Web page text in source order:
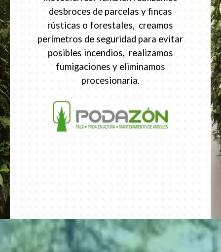
desbroces de parcelas y fincas
rústicas o forestales, creamos
perímetros de seguridad para evitar
posibles incendios, realizamos
fumigaciones y eliminamos
procesionaria.